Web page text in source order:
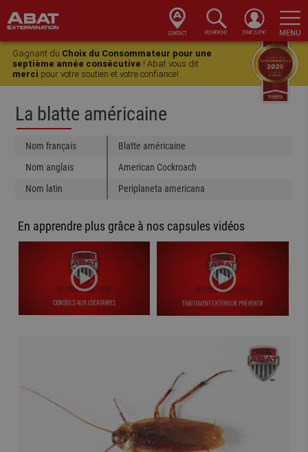
Skip
primary
navigation
Skip
main
content
Skip
primary
sidebar
Skip
footer
Gagnant du Choix du Consommateur pour une
septième année consécutive ! Abat vous dit
merci pour votre soutien et votre confiance!
La blatte américaine
Nom français
Blatte américaine
Nom anglais
American Cockroach
Nom latin
Periplaneta americana
En apprendre plus grâce à nos capsules vidéos